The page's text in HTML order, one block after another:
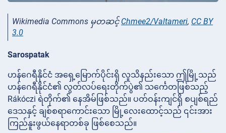
Wikimedia Commons မှတဆင့် Chmee2/Valtameri, CC BY
3.0
Sarospatak
ဟန်ဂေရီနိုင်ငံ အရှေ့မြောက်ပိုင်းရှိ လူသိနည်းသော ဤမြို့သည်
ဟန်ဂေရီနိုင်ငံ၏ လွတ်လပ်ရေးတိုက်ပွဲ၏ သင်္ကေတဖြစ်သည့်
Rákóczi ရဲတိုက်၏ နေအိမ်ဖြစ်သည်။ ပတ်ဝန်းကျင်ရှိ စပျစ်ရည်
ဒေသနှင့် ချစ်စရာကောင်းသော မြို့လေးထောင့်သည် ၎င်းအား
ကြည်နူးဖွယ်နေရာတစ်ခု ဖြစ်စေသည်။